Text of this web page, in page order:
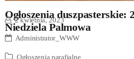
Ogłoszenia duszpasterskie:
Niedziela Palmowa
2 kwietnia, 2023
Administrator_WWW
Ogłoszenia parafialne